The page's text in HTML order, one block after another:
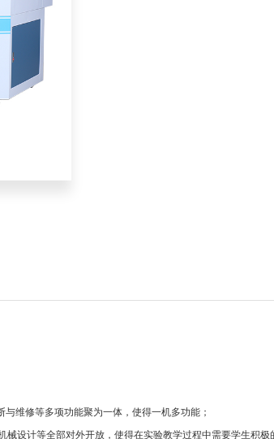
维修等多项功能聚为一体，使得一机多功能；
设计等全部对外开放，使得在实验教学过程中需要学生积